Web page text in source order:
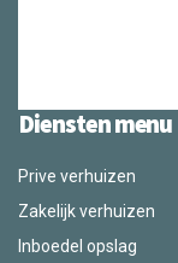
Diensten menu
Prive verhuizen
Zakelijk verhuizen
Inboedel opslag